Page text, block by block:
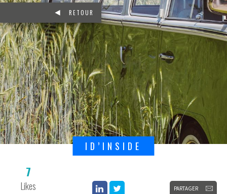
RETOUR
7
Likes PARTAGER
ID’INSIDE